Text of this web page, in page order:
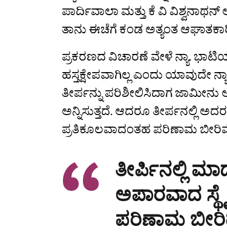
ಪಾರ್ದಿವಾಲಾ ಮತ್ತು ಕೆ ವಿ
ತಾನು ಈಚೆಗೆ ಕಂಡ ಅತ್ಯಂತ
ಪ್ರಕರಣದ ವಿಚಾರಣೆ ವೇಳೆ ನ್ಯಾ.
ಹಸ್ತಕ್ಷೇಪವಾಗಿಲ್ಲ ಎಂದು ಯಾವುದೇ
ತೀರ್ಪನ್ನು ಪರಿಶೀಲಿಸಿದಾಗ
ಅನ್ನಿಸುತ್ತದೆ. ಆದರೂ ತೀರ್ಪನಲ್ಲಿ
ಪ್ರತಿಕೂಲವಾದಂತಹ ಪರಿಣಾಮ
ತೀರ್ಪಿನಲ್ಲಿ
ಅಪಾರವಾದ
ಪರಿಣಾಮ